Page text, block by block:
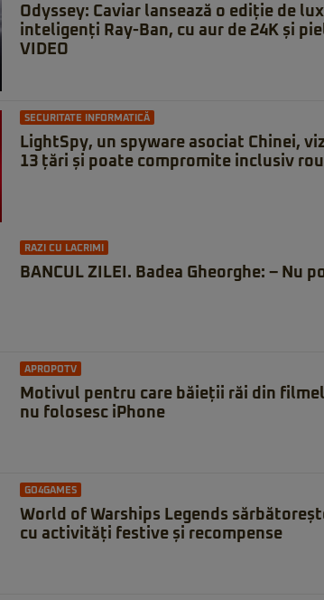
Odyssey: Caviar lansează o ediție de
inteligenți Ray-Ban, cu aur de 24K și
VIDEO
SECURITATE INFORMATICĂ
LightSpy, un spyware asociat Chinei,
13 țări și poate compromite inclusiv
RAZI CU LACRIMI
BANCUL ZILEI. Badea Gheorghe: – Nu
APROPOTV
Motivul pentru care băieții răi din
nu folosesc iPhone
GO4GAMES
World of Warships Legends
cu activități festive și recompense